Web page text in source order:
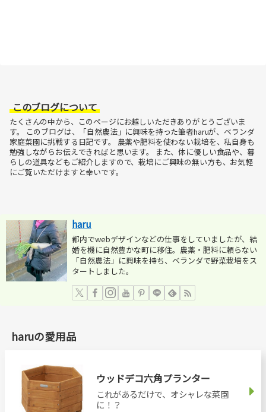
このブログについて
たくさんの中から、このページにお越しいただきありがとうございま
す。
このブログは、「自然農法」に興味を持った筆者haruが、ベランダ
家庭菜園に挑戦する日記です。
農薬や肥料を使わない栽培を、私自身も
勉強しながらお伝えできればと思います。
また、体に優しい食品や、暮
らしの道具などもご紹介しますので、栽培にご興味の無い方も、お気軽
にご覧いただけますと幸いです。
haru
都内でwebデザインなどの仕事をしていましたが、結
婚を機に自然豊かな町に移住。農薬・肥料に頼らない
「自然農法」に興味を持ち、ベランダで野菜栽培をス
タートしました。
haruの愛用品
ウッドデコ六角プランター
これがあるだけで、オシャレな菜園
に！？